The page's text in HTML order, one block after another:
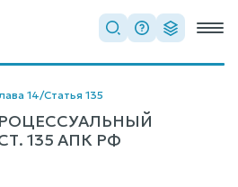
14/Статья 135
135 АПК РФ